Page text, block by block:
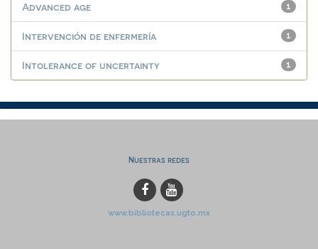
1
Advanced age
1
Intervención de enfermería
1
Intolerance of uncertainty
Nuestras redes
www.bibliotecas.ugto.mx